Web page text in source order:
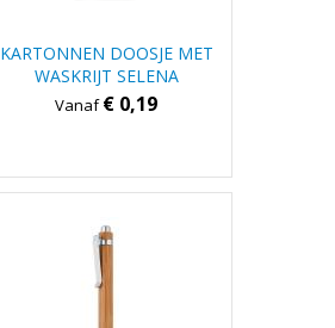
KARTONNEN DOOSJE MET
WASKRIJT SELENA
Vanaf€ 0,19